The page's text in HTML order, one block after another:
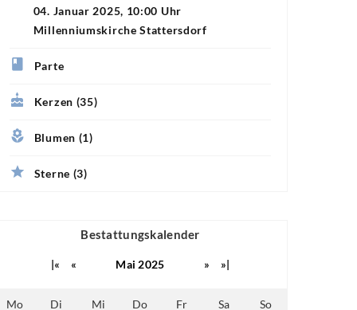
04. Januar 2025, 10:00 Uhr
Millenniumskirche Stattersdorf
Parte
Kerzen (35)
Blumen (1)
Sterne (3)
Bestattungskalender
|« « Mai 2025 » »|
Mo Di Mi Do Fr Sa So